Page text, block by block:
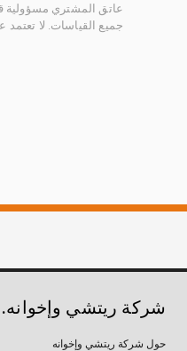
عاتق المشتري مسؤولية
جميع القياسات. لا
شركة ريتشي وإخوانه.
حول شركة ريتشي وإخوانه